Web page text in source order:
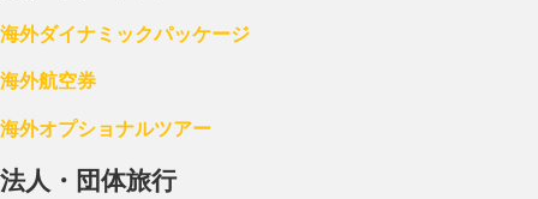
海外ダイナミックパッケージ
海外航空券
海外オプショナルツアー
法人・団体旅行